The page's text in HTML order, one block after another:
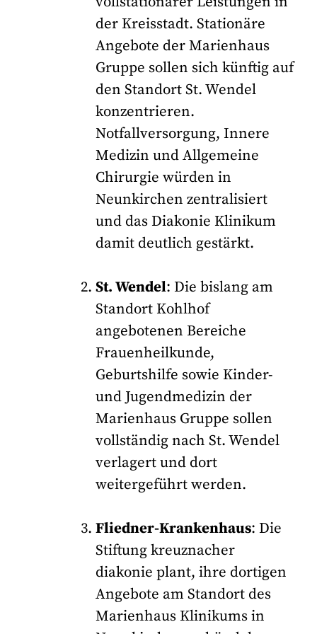
der Kreisstadt. Stationäre
Angebote der Marienhaus
Gruppe sollen sich künftig auf
den Standort St. Wendel
konzentrieren.
Notfallversorgung, Innere
Medizin und Allgemeine
Chirurgie würden in
Neunkirchen zentralisiert
und das Diakonie Klinikum
damit deutlich gestärkt.
St. Wendel: Die bislang am
Standort Kohlhof
angebotenen Bereiche
Frauenheilkunde,
Geburtshilfe sowie Kinder-
und Jugendmedizin der
Marienhaus Gruppe sollen
vollständig nach St. Wendel
verlagert und dort
weitergeführt werden.
Fliedner-Krankenhaus: Die
Stiftung kreuznacher
diakonie plant, ihre dortigen
Angebote am Standort des
Marienhaus Klinikums in